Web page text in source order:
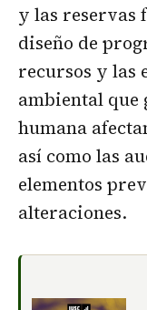
y las reservas
diseño de
recursos y las
ambiental que
humana
así como las
elementos
alteraciones.